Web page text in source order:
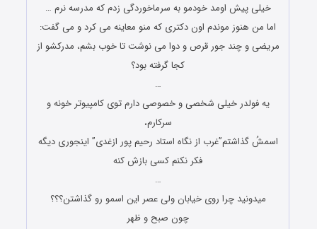
خیلی پیش اومد خودمو به سرماخوردگی زدم که مدرسه نرم …
اما من هنوز موندم اون دکتری که منو معاینه می کرد و می گفت:
مریضی و چند جور قرص و دوا می نوشت تا خوب بشم، مدرکشو از
کجا گرفته بود؟
…
یه فولدر خیلی شخصی و خصوصی دارم توی کامپیوتر خونه و
سرکارم،
اسمشُ گذاشتم”غرب از نگاه استاد رحیم پور ازغدی” اینجوری دیگه
فکر نکنم کسی بازش کنه
…
میدونید چرا روی خیابان ولی عصر این اسمو رو گذاشتن؟؟؟
چون صبح و ظهر